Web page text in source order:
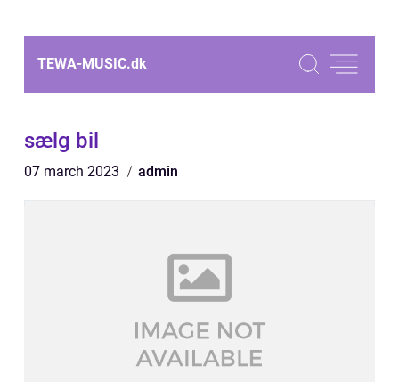
TEWA-MUSIC.dk
sælg bil
07 march 2023 admin